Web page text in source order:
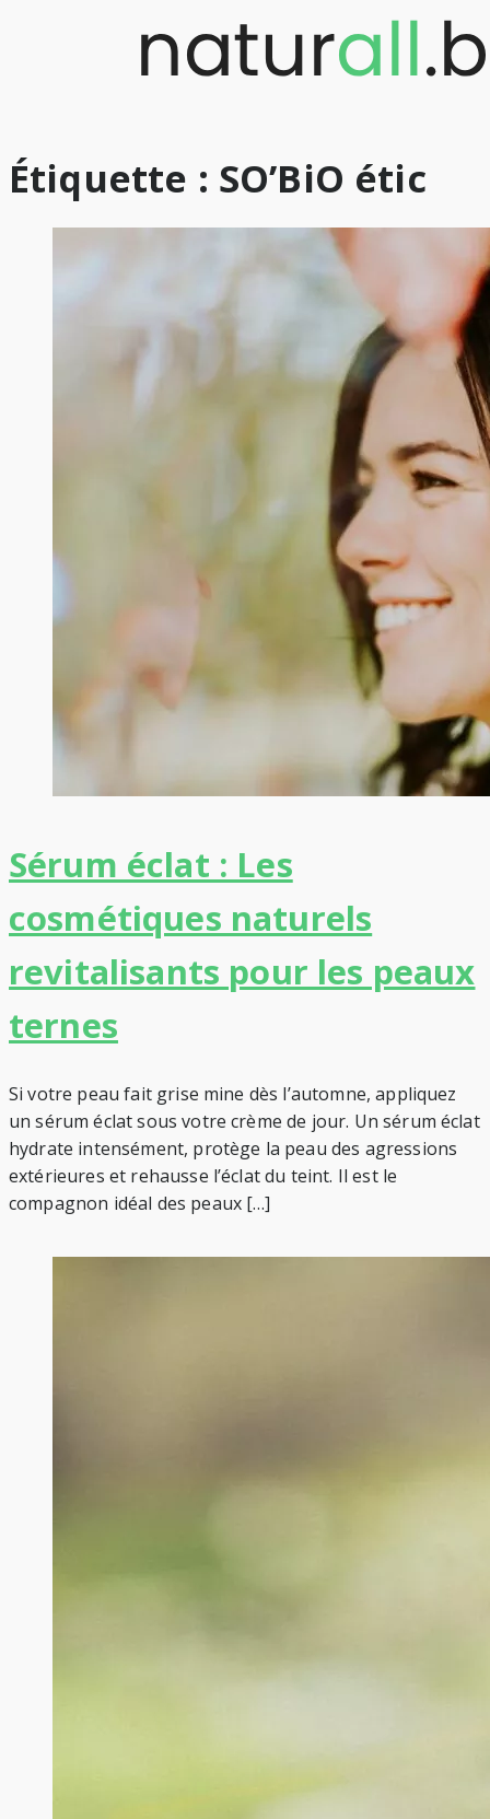
Étiquette : SO’BiO étic
Sérum éclat : Les
cosmétiques naturels
revitalisants pour les peaux
ternes
Si votre peau fait grise mine dès l’automne, appliquez
un sérum éclat sous votre crème de jour. Un sérum éclat
hydrate intensément, protège la peau des agressions
extérieures et rehausse l’éclat du teint. Il est le
compagnon idéal des peaux […]